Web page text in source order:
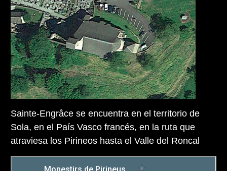
Sainte-Engrâce se encuentra en el territorio de
Sola, en el País Vasco francés, en la ruta que
atraviesa los Pirineos hasta el Valle del Roncal